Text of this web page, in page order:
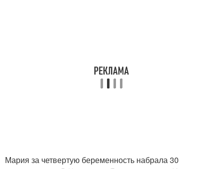
Мария за четвертую беременность набрала 30